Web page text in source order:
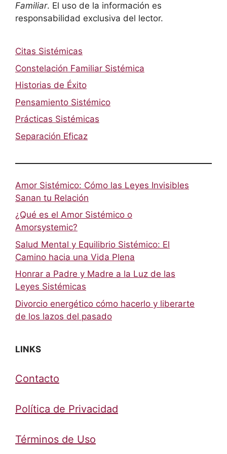
Familiar. El uso de la información es
responsabilidad exclusiva del lector.
Citas Sistémicas
Constelación Familiar Sistémica
Historias de Éxito
Pensamiento Sistémico
Prácticas Sistémicas
Separación Eficaz
Amor Sistémico: Cómo las Leyes Invisibles
Sanan tu Relación
¿Qué es el Amor Sistémico o
Amorsystemic?
Salud Mental y Equilibrio Sistémico: El
Camino hacia una Vida Plena
Honrar a Padre y Madre a la Luz de las
Leyes Sistémicas
Divorcio energético cómo hacerlo y liberarte
de los lazos del pasado
LINKS
Contacto
Política de Privacidad
Términos de Uso